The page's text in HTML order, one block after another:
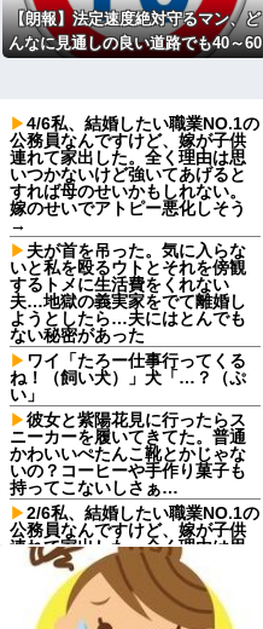
【朗報】法定速度絶対守るマン、ど
んなに見通しの良い道路でも40～60
4/6私、結婚したい職業NO.1の
公務員なんですけど、嫁が子供
連れて家出した。全く理由は思
いつかないけど強いてあげると
すれば母のせいかもしれない。
嫁のせいでアトピー悪化しそう
→
夫が首を吊った。気に入らな
いと私を殴るウトとそれを傍観
するトメに生活費をくれない
夫…地獄の義実家をでて離婚し
ようとしたら…夫にはとんでも
ない秘密があった
ワイ「たろー仕事行ってくる
ね！（飼い犬）」犬「…？（ぷ
い」
彼女と紫陽花見に行ったらス
ニーカーを履いてきてた。普通
かわいいぺたんこ靴とかじゃな
いの？コーヒーや手作り菓子も
持ってこないしさぁ…
2/6私、結婚したい職業NO.1の
公務員なんですけど、嫁が子供
連れて家出した。全く理由は思
いつかないけど強いてあげると
すれば母のせいかもしれない。
嫁のせいでアトピー悪化しそう